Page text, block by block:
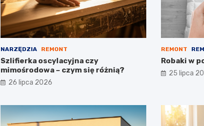
NARZĘDZIA REMONT
Szlifierka oscylacyjna czy
mimośrodowa – czym się różnią?
26 lipca 2026
REMONT
Robaki w
25 lipca